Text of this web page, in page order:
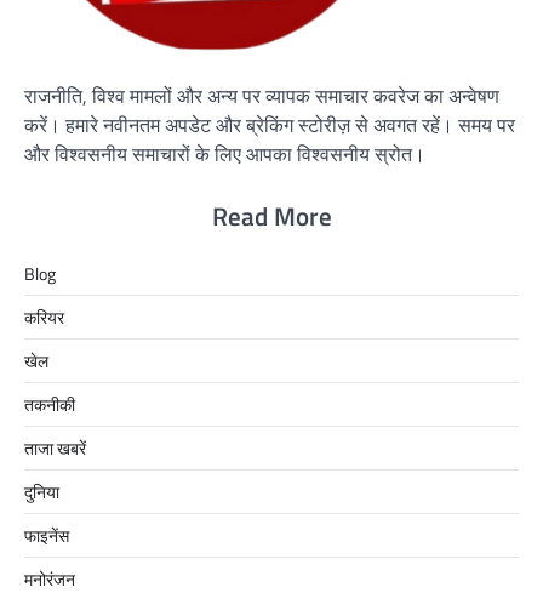
राजनीति, विश्व मामलों और अन्य पर व्यापक समाचार कवरेज का अन्वेषण
करें। हमारे नवीनतम अपडेट और ब्रेकिंग स्टोरीज़ से अवगत रहें। समय पर
और विश्वसनीय समाचारों के लिए आपका विश्वसनीय स्रोत।
Read More
Blog
करियर
खेल
तकनीकी
ताजा खबरें
दुनिया
फाइनेंस
मनोरंजन